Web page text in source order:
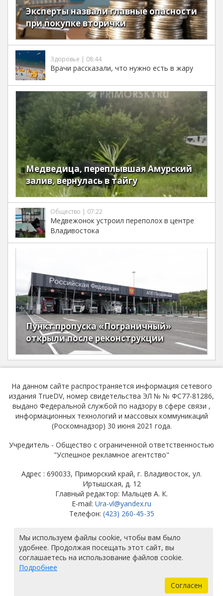
Эксперты назвали главные опасности
при покупке вторички
Здоровье | 08:44
Врачи рассказали, что нужно есть в жару
Медведица, переплывшая Амурский
залив, вернулась в тайгу
Общество | 07:22
Медвежонок устроил переполох в центре
Владивостока
Пункт пропуска «Пограничный»
открыли после реконструкции
На данном сайте распространяется информация сетевого
издания TrueDV, номер свидетельства ЭЛ № № ФС77-81286,
выдано Федеральной службой по надзору в сфере связи ,
информационных технологий и массовых коммуникаций
(Роскомнадзор) 30 июня 2021 года.
Учредитель - Общество с ограниченной ответственностью
"Успешное рекламное агентство"
Адрес : 690033, Приморский край, г. Владивосток, ул.
Иртышская, д. 12
Главный редактор: Мальцев А. К.
E-mail: Ura-vl@yandex.ru
Телефон: (423) 260-45-35
© ТРУ ДВ
Мы используем файлы cookie, чтобы вам было
удобнее. Продолжая посещать этот сайт, вы
соглашаетесь на использование файлов cookie.
Подробнее
Согласен